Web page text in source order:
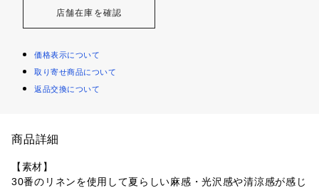
店舗在庫を確認
価格表示について
取り寄せ商品について
返品交換について
商品詳細
【素材】
30番のリネンを使用して夏らしい麻感・光沢感や清涼感が感じ